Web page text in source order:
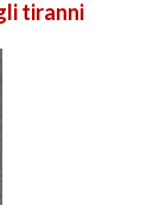
tiranni